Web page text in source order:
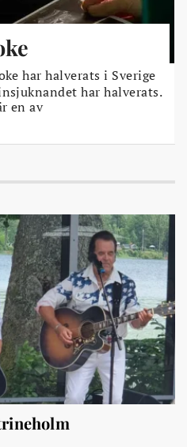
har halverats i Sverige
har halverats.
en av